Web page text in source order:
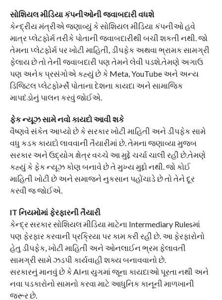
સોશિયલ મીડિયા કંપનીઓની જવાબદારી વધશે
કેન્દ્રીય મંત્રીએ જણાવ્યું કે સોશિયલ મીડિયા કંપનીઓ હવે
માત્ર પ્લેટફોર્મ તરીકે પોતાની જવાબદારીથી બચી શકતી નથી. જો
તેમના પ્લેટફોર્મ પર ખોટી માહિતી, ડીપફેક અથવા ભ્રામક સામગ્રી
ફેલાય છે તો તેની જવાબદારી પણ તેમને લેવી પડશે.તેમણે અગાઉ
પણ અનેક પ્રસંગોએ કહ્યું છે કે Meta, YouTube અને અન્ય
ડિજિટલ પ્લેટફોર્મ્સે પોતાના દેશના કાયદા અને સામાજિક
માપદંડોનું પાલન કરવું જોઈએ.
ફેક ન્યૂઝ સામે નવો કાયદો આવી શકે
વૈષ્ણવે સંકેત આપ્યો છે કે સરકાર ખોટી માહિતી અને ડીપફેક સામે
વધુ કડક કાયદો લાવવાની તૈયારીમાં છે. તેમના જણાવ્યા મુજબ
સરકાર અને ઉદ્યોગ ક્ષેત્ર વચ્ચે આ મુદ્દે ચર્ચા ચાલી રહી છે.તેમણે
કહ્યું કે ફેક ન્યૂઝ કોણ બનાવે છે તે મુખ્ય મુદ્દો નથી. જો કોઈ
માહિતી ખોટી છે અને સમાજને નુકસાન પહોંચાડે છે તો તેને દૂર
કરવી જ જોઈએ.
IT નિયમોમાં ફેરફારની તૈયારી
કેન્દ્ર સરકાર સોશિયલ મીડિયા માટેના Intermediary Rulesમાં
પણ ફેરફાર કરવાની પ્રક્રિયા પર કામ કરી રહી છે. આ ફેરફારોનો
હેતુ ડીપફેક, ખોટી માહિતી અને ઓનલાઈન ભ્રમ ફેલાવતી
સામગ્રી સામે ઝડપી કાર્યવાહી શક્ય બનાવવાનો છે.
સરકારનું માનવું છે કે AIના યુગમાં જૂના કાયદાઓ પૂરતા નથી અને
નવા પડકારોનો સામનો કરવા માટે આધુનિક કાનૂની માળખાની
જરૂર છે.